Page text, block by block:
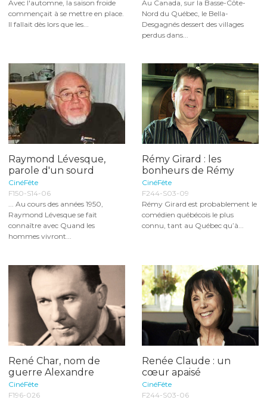
Avec l'automne, la saison froide
commençait à se mettre en place.
Il fallait dès lors que les...
Au Canada, sur la Basse-Côte-
Nord du Québec, le Bella-
Desgagnés dessert des villages
perdus dans...
Raymond Lévesque,
parole d'un sourd
CinéFête
F150-S14-06
... Au cours des années 1950,
Raymond Lévesque se fait
connaître avec Quand les
hommes vivront...
Rémy Girard : les
bonheurs de Rémy
CinéFête
F244-S03-09
Rémy Girard est probablement le
comédien québécois le plus
connu, tant au Québec qu’à...
René Char, nom de
guerre Alexandre
CinéFête
F196-026
Renée Claude : un
cœur apaisé
CinéFête
F244-S03-06